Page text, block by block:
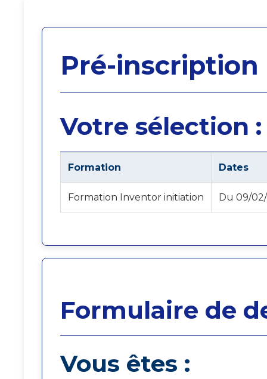
Pré-
Votre sélection :
Formation Dates
Formation Inventor initiation Du 09/
Formulaire de
Vous êtes :